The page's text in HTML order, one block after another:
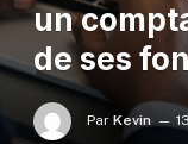
un
de ses
Par Kevin